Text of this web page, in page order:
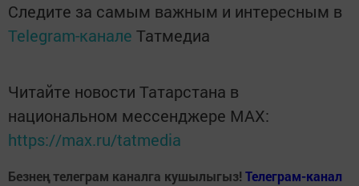
Следите за самым важным и интересным в
Telegram-канале Татмедиа
Читайте новости Татарстана в
национальном мессенджере MАХ:
https://max.ru/tatmedia
Безнең телеграм каналга кушылыгыз! Телеграм-канал